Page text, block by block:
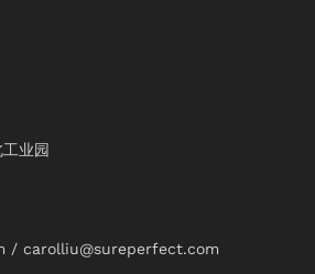
业园
/ carolliu@sureperfect.com